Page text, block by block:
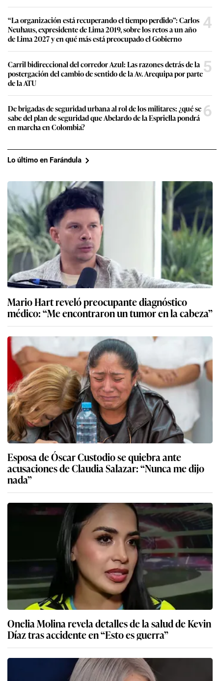
“La organización está recuperando el tiempo perdido”: Carlos
Neuhaus, expresidente de Lima 2019, sobre los retos a un año
de Lima 2027 y en qué más está preocupado el Gobierno
4
Carril bidireccional del corredor Azul: Las razones detrás de la
postergación del cambio de sentido de la Av. Arequipa por parte
de la ATU
5
De brigadas de seguridad urbana al rol de los militares: ¿qué se
sabe del plan de seguridad que Abelardo de la Espriella pondrá
en marcha en Colombia?
6
Lo último en Farándula
Mario Hart reveló preocupante diagnóstico
médico: “Me encontraron un tumor en la cabeza”
Esposa de Óscar Custodio se quiebra ante
acusaciones de Claudia Salazar: “Nunca me dijo
nada”
Onelia Molina revela detalles de la salud de Kevin
Díaz tras accidente en “Esto es guerra”